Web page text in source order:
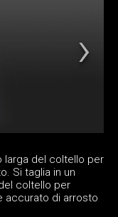
larga del coltello per
Si taglia in un
coltello per
accurato di arrosto